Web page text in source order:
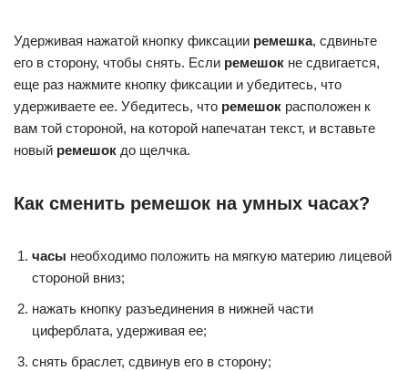
Удерживая нажатой кнопку фиксации ремешка, сдвиньте
его в сторону, чтобы снять. Если ремешок не сдвигается,
еще раз нажмите кнопку фиксации и убедитесь, что
удерживаете ее. Убедитесь, что ремешок расположен к
вам той стороной, на которой напечатан текст, и вставьте
новый ремешок до щелчка.
Как сменить ремешок на умных часах?
часы необходимо положить на мягкую материю лицевой
стороной вниз;
нажать кнопку разъединения в нижней части
циферблата, удерживая ее;
снять браслет, сдвинув его в сторону;